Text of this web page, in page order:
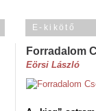
E-kikötő
Forradalom
Eörsi László